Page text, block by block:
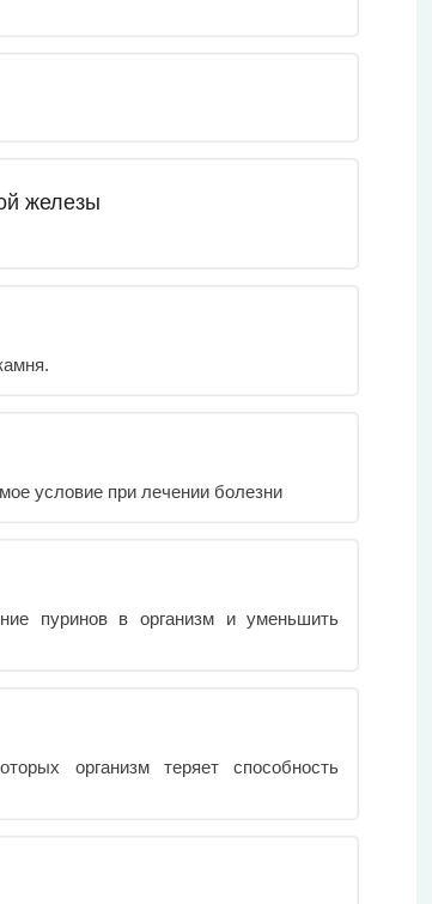
железы
условие при лечении болезни
пуринов в организм и уменьшить
организм теряет способность